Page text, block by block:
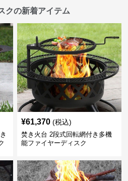
クの新着アイテム
¥61,370 (税込)
焚き火台 2段式回転網付き多機
能ファイヤーディスク